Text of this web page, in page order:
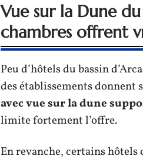
Vue sur la Dune
chambres offrent
Peu d’hôtels du bassin
des établissements
avec vue sur la dune
limite fortement l’offre.
En revanche, certains hôtels